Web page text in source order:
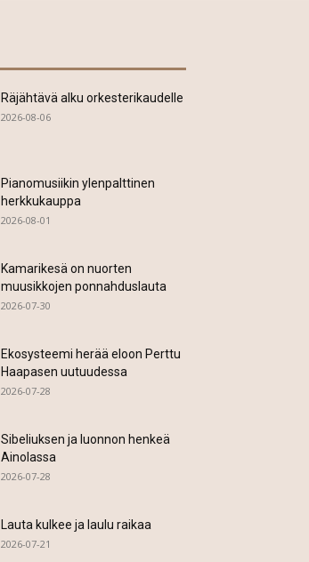
Räjähtävä alku orkesterikaudelle
2026-08-06
Pianomusiikin ylenpalttinen
herkkukauppa
2026-08-01
Kamarikesä on nuorten
muusikkojen ponnahduslauta
2026-07-30
Ekosysteemi herää eloon Perttu
Haapasen uutuudessa
2026-07-28
Sibeliuksen ja luonnon henkeä
Ainolassa
2026-07-28
Lauta kulkee ja laulu raikaa
2026-07-21